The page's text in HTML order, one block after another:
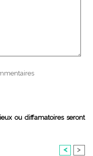
ou diffamatoires seront
< >